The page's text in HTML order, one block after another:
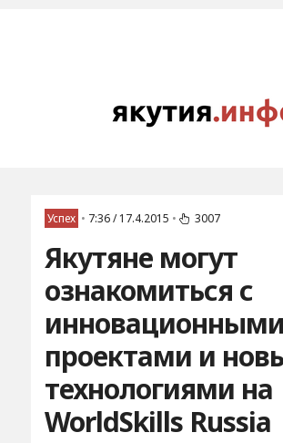
Успех • 7:36 / 17.4.2015 • 3007
Якутяне могут
ознакомиться с
инновационными
проектами и
технологиями на
WorldSkills Russia